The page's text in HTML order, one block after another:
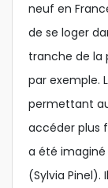
neuf en
de se loger
tranche de la
par exemple.
permettant
accéder plus
a été
(Sylvia Pinel).